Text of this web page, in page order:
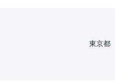
東京都